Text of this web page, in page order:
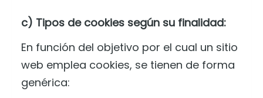
c) Tipos de cookies según su finalidad:
En función del objetivo por el cual un sitio
web emplea cookies, se tienen de forma
genérica: